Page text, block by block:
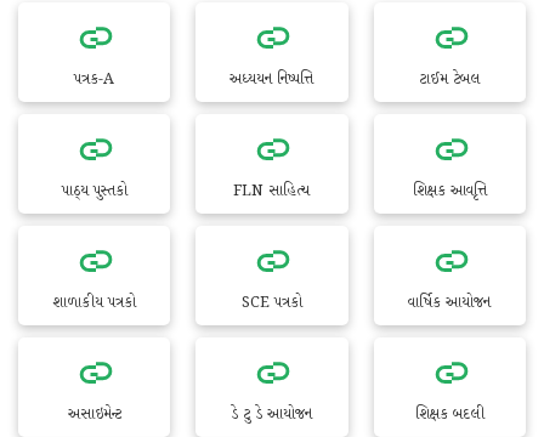
પત્રક-A અધ્યયન નિષ્પત્તિ ટાઈમ ટેબલ
પાઠ્ય પુસ્તકો FLN સાહિત્ય શિક્ષક આવૃત્તિ
શાળાકીય પત્રકો SCE પત્રકો વાર્ષિક આયોજન
અસાઇમેન્ટ ડે ટુ ડે આયોજન શિક્ષક બદલી